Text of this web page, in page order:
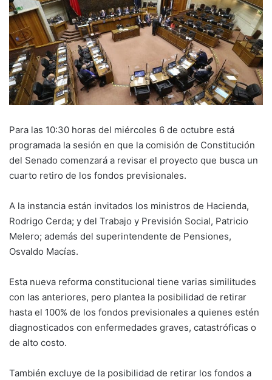
Para las 10:30 horas del miércoles 6 de octubre está
programada la sesión en que la comisión de Constitución
del Senado comenzará a revisar el proyecto que busca un
cuarto retiro de los fondos previsionales.
A la instancia están invitados los ministros de Hacienda,
Rodrigo Cerda; y del Trabajo y Previsión Social, Patricio
Melero; además del superintendente de Pensiones,
Osvaldo Macías.
Esta nueva reforma constitucional tiene varias similitudes
con las anteriores, pero plantea la posibilidad de retirar
hasta el 100% de los fondos previsionales a quienes estén
diagnosticados con enfermedades graves, catastróficas o
de alto costo.
También excluye de la posibilidad de retirar los fondos a